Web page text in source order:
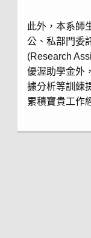
此外，本系師
公、私部門委
(Research
優渥助學金外
據分析等訓練
累積寶貴工作